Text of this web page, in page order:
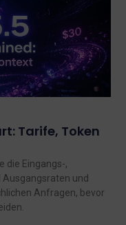
Tarife, Token
die Eingangs-,
und
Anfragen, bevor